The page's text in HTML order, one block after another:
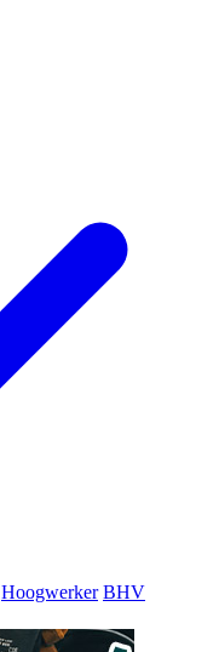
Hoogwerker BHV